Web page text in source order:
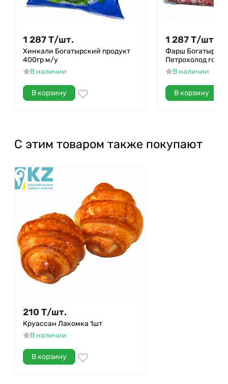
1 287Т/шт.
Хинкали Богатырский продукт
400гр м/у
В наличии
В корзину
1 287Т/шт.
Фарш
Петрохолод
В наличии
В корзину
С этим товаром также покупают
210 Т/шт.
Круассан Лакомка 1шт
В наличии
В корзину